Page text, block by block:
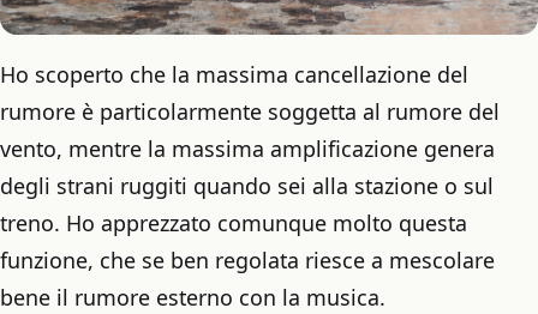
Ho scoperto che la massima cancellazione del
rumore è particolarmente soggetta al rumore del
vento, mentre la massima amplificazione genera
degli strani ruggiti quando sei alla stazione o sul
treno. Ho apprezzato comunque molto questa
funzione, che se ben regolata riesce a mescolare
bene il rumore esterno con la musica.